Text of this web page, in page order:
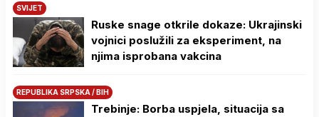
SVIJET
Ruske snage otkrile dokaze: Ukrajinski
vojnici poslužili za eksperiment, na
njima isprobana vakcina
REPUBLIKA SRPSKA / BIH
Trebinje: Borba uspjela, situacija sa